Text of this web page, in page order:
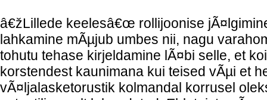
â€žLillede keelesâ€œ rollijoonise
lahkamine mÃµjub umbes nii, nagu
tohutu tehase kirjeldamine lÃ¤bi selle, et
korstendest kaunimana kui teised vÃµi et
vÃ¤ljalasketorustik kolmandal korrusel